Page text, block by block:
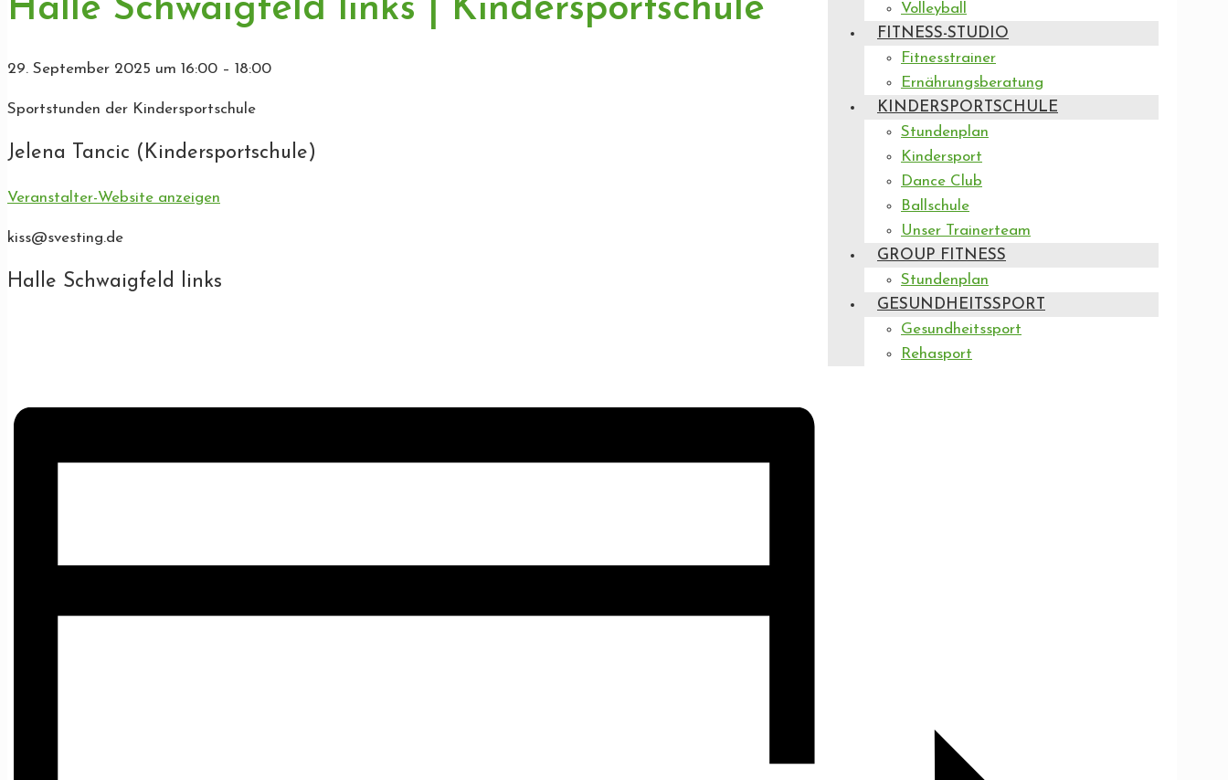
Volleyball
FITNESS-STUDIO
Fitnesstrainer
Ernährungsberatung
KINDERSPORTSCHULE
Stundenplan
Kindersport
Dance Club
Ballschule
Unser Trainerteam
GROUP FITNESS
Stundenplan
GESUNDHEITSSPORT
Gesundheitssport
Rehasport
Halle Schwaigfeld links | Kindersportschule
29. September 2025 um 16:00 – 18:00
Sportstunden der Kindersportschule
Jelena Tancic (Kindersportschule)
Veranstalter-Website anzeigen
kiss@svesting.de
Halle Schwaigfeld links